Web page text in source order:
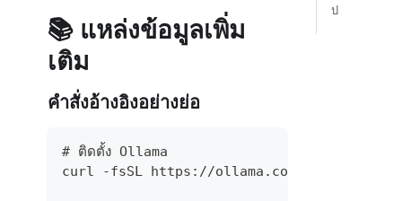
📚 แหล่งข้อมูลเพิ่ม
เติม
คำสั่งอ้างอิงอย่างย่อ
# ติดตั้ง Ollama
curl -fsSL https://ollama.com/install.sh
ป